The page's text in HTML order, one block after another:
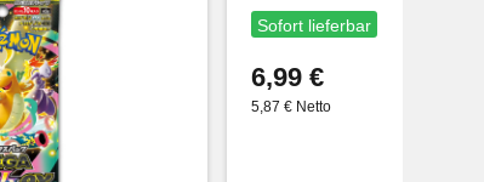
Sofort lieferbar
6,99 €
5,87 € Netto